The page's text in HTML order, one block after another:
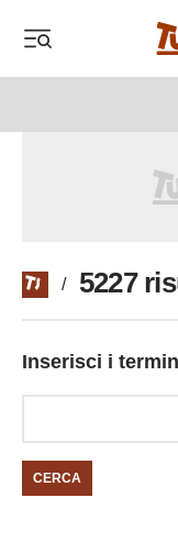
/ 5227
Inserisci i
CERCA